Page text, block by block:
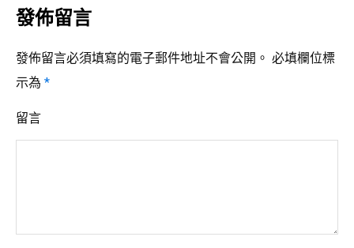
發佈留言
發佈留言必須填寫的電子郵件地址不會公開。 必填欄位標
示為 *
留言